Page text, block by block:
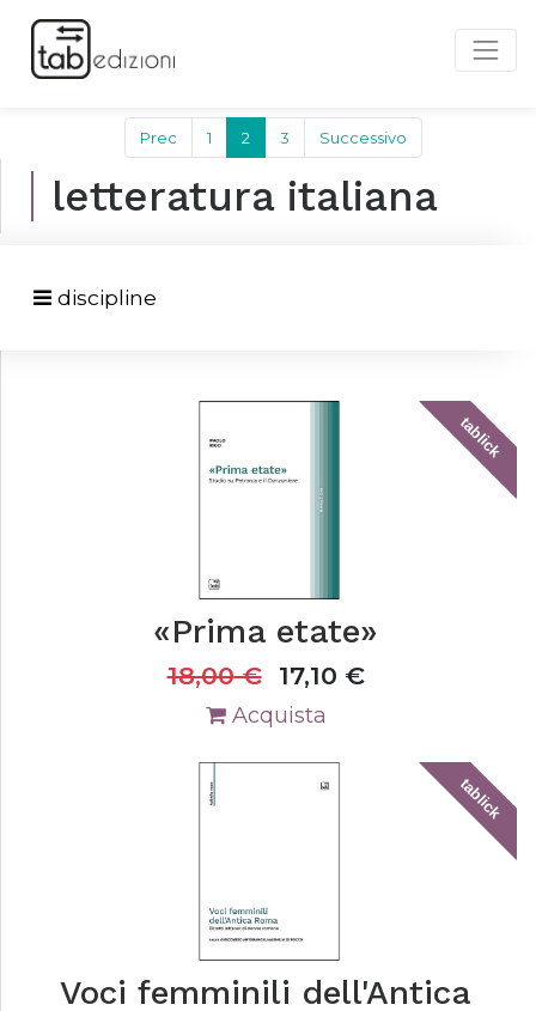
Prec 1 2 3 Successivo
letteratura italiana
discipline
tablick
«Prima etate»
18,00€ 17,10 €
Acquista
tablick
Voci femminili dell'Antica